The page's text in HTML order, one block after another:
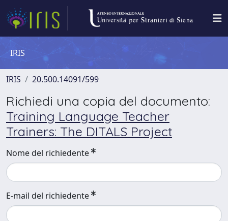
IRIS
IRIS 20.500.14091/599
Richiedi una copia del documento:
Training Language Teacher
Trainers: The DITALS Project
Nome del richiedente
E-mail del richiedente